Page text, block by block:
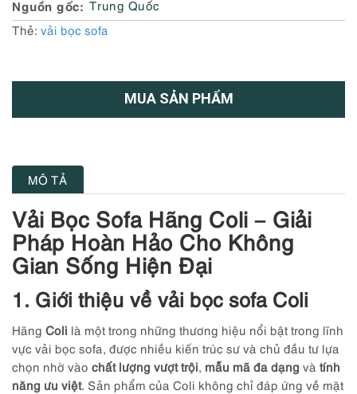
Nguồn gốc
Trung Quốc
Thẻ: vải bọc sofa
MUA SẢN PHẨM
MÔ TẢ
Vải Bọc Sofa Hãng Coli – Giải
Pháp Hoàn Hảo Cho Không
Gian Sống Hiện Đại
1. Giới thiệu về vải bọc sofa Coli
Hãng Coli là một trong những thương hiệu nổi bật trong lĩnh
vực vải bọc sofa, được nhiều kiến trúc sư và chủ đầu tư lựa
chọn nhờ vào chất lượng vượt trội, mẫu mã đa dạng và tính
năng ưu việt. Sản phẩm của Coli không chỉ đáp ứng về mặt